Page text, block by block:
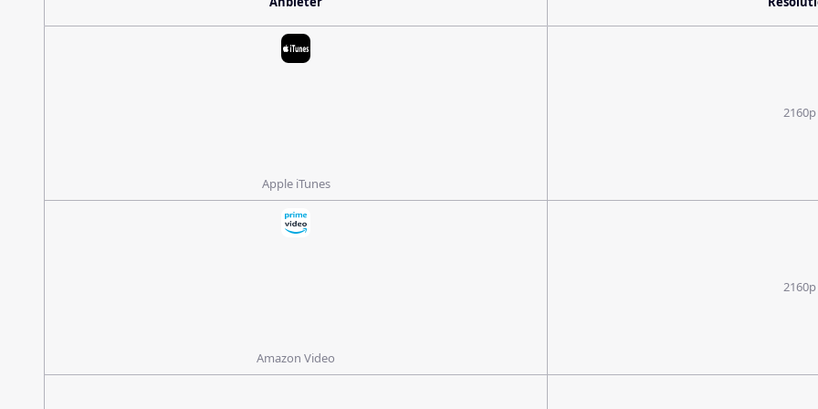
Apple iTunes
2160p
Amazon Video
2160p